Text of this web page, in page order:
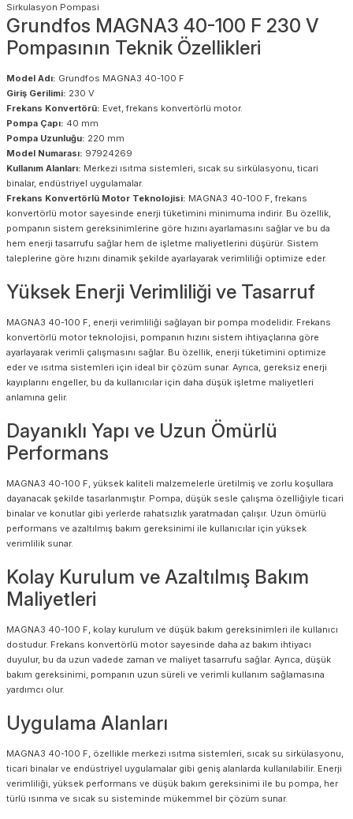
Grundfos MAGNA3 40-100 F 230 V
Pompasının Teknik Özellikleri
Model Adı: Grundfos MAGNA3 40-100 F
Giriş Gerilimi: 230 V
Frekans Konvertörü: Evet, frekans konvertörlü motor.
Pompa Çapı: 40 mm
Pompa Uzunluğu: 220 mm
Model Numarası: 97924269
Kullanım Alanları: Merkezi ısıtma sistemleri, sıcak su sirkülasyonu, ticari
binalar, endüstriyel uygulamalar.
Frekans Konvertörlü Motor Teknolojisi: MAGNA3 40-100 F, frekans
konvertörlü motor sayesinde enerji tüketimini minimuma indirir. Bu özellik,
pompanın sistem gereksinimlerine göre hızını ayarlamasını sağlar ve bu da
hem enerji tasarrufu sağlar hem de işletme maliyetlerini düşürür. Sistem
taleplerine göre hızını dinamik şekilde ayarlayarak verimliliği optimize eder.
Yüksek Enerji Verimliliği ve Tasarruf
MAGNA3 40-100 F, enerji verimliliği sağlayan bir pompa modelidir. Frekans
konvertörlü motor teknolojisi, pompanın hızını sistem ihtiyaçlarına göre
ayarlayarak verimli çalışmasını sağlar. Bu özellik, enerji tüketimini optimize
eder ve ısıtma sistemleri için ideal bir çözüm sunar. Ayrıca, gereksiz enerji
kayıplarını engeller, bu da kullanıcılar için daha düşük işletme maliyetleri
anlamına gelir.
Dayanıklı Yapı ve Uzun Ömürlü
Performans
MAGNA3 40-100 F, yüksek kaliteli malzemelerle üretilmiş ve zorlu koşullara
dayanacak şekilde tasarlanmıştır. Pompa, düşük sesle çalışma özelliğiyle ticari
binalar ve konutlar gibi yerlerde rahatsızlık yaratmadan çalışır. Uzun ömürlü
performans ve azaltılmış bakım gereksinimi ile kullanıcılar için yüksek
verimlilik sunar.
Kolay Kurulum ve Azaltılmış Bakım
Maliyetleri
MAGNA3 40-100 F, kolay kurulum ve düşük bakım gereksinimleri ile kullanıcı
dostudur. Frekans konvertörlü motor sayesinde daha az bakım ihtiyacı
duyulur, bu da uzun vadede zaman ve maliyet tasarrufu sağlar. Ayrıca, düşük
bakım gereksinimi, pompanın uzun süreli ve verimli kullanım sağlamasına
yardımcı olur.
Uygulama Alanları
MAGNA3 40-100 F, özellikle merkezi ısıtma sistemleri, sıcak su sirkülasyonu,
ticari binalar ve endüstriyel uygulamalar gibi geniş alanlarda kullanılabilir. Enerji
verimliliği, yüksek performans ve düşük bakım gereksinimi ile bu pompa, her
türlü ısınma ve sıcak su sisteminde mükemmel bir çözüm sunar.